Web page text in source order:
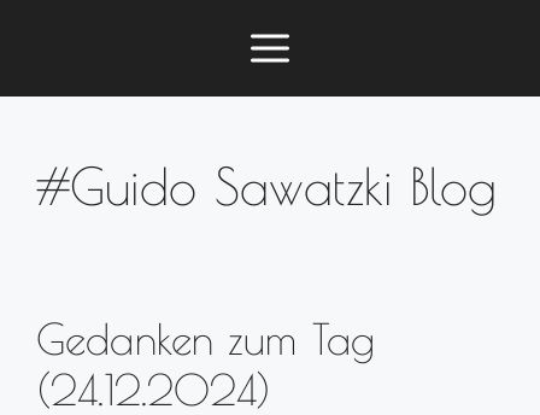
springen
Menü
#Guido Sawatzki Blog
Gedanken zum Tag
(24.12.2024)